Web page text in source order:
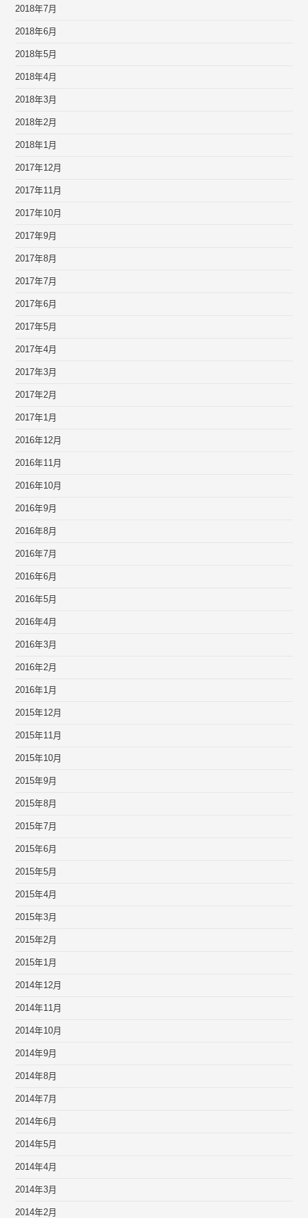
2018年7月
2018年6月
2018年5月
2018年4月
2018年3月
2018年2月
2018年1月
2017年12月
2017年11月
2017年10月
2017年9月
2017年8月
2017年7月
2017年6月
2017年5月
2017年4月
2017年3月
2017年2月
2017年1月
2016年12月
2016年11月
2016年10月
2016年9月
2016年8月
2016年7月
2016年6月
2016年5月
2016年4月
2016年3月
2016年2月
2016年1月
2015年12月
2015年11月
2015年10月
2015年9月
2015年8月
2015年7月
2015年6月
2015年5月
2015年4月
2015年3月
2015年2月
2015年1月
2014年12月
2014年11月
2014年10月
2014年9月
2014年8月
2014年7月
2014年6月
2014年5月
2014年4月
2014年3月
2014年2月